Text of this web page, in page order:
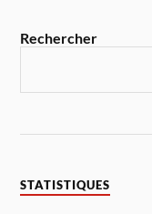
Rechercher
STATISTIQUES